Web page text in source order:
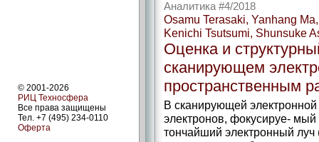
© 2001-2026
РИЦ Техносфера
Все права защищены
Тел. +7 (495) 234-0110
Оферта
Аналитика #4/2018
Osamu Terasaki, Yanhang
Kenichi Tsutsumi, Shunsuke
Оценка и
сканирующем
пространственным
В сканирующей электронной
электронов, фокусируе-
тончайший электронный луч